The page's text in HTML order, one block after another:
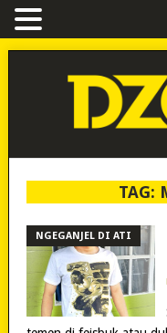
TAG:
NGEGANJEL DI ATI